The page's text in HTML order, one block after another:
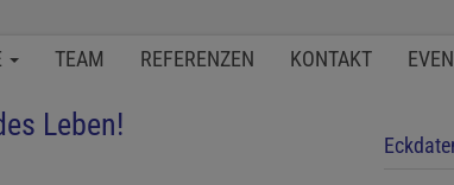
TEAM REFERENZEN KONTAKT
Leben!